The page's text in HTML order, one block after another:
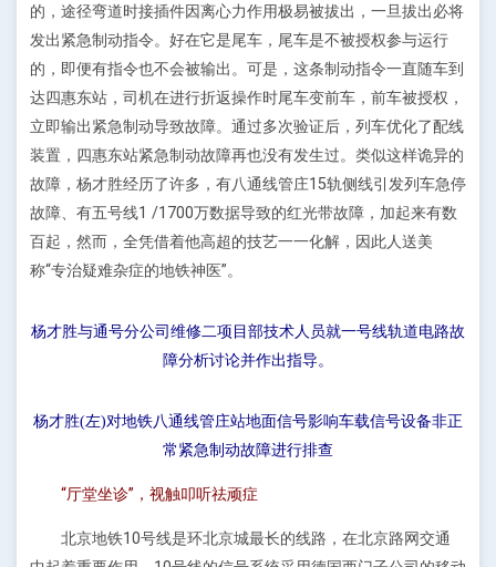
的，途径弯道时接插件因离心力作用极易被拔出，一旦拔出必将
发出紧急制动指令。好在它是尾车，尾车是不被授权参与运行
的，即便有指令也不会被输出。可是，这条制动指令一直随车到
达四惠东站，司机在进行折返操作时尾车变前车，前车被授权，
立即输出紧急制动导致故障。通过多次验证后，列车优化了配线
装置，四惠东站紧急制动故障再也没有发生过。类似这样诡异的
故障，杨才胜经历了许多，有八通线管庄15轨侧线引发列车急停
故障、有五号线1 /1700万数据导致的红光带故障，加起来有数
百起，然而，全凭借着他高超的技艺一一化解，因此人送美
称“专治疑难杂症的地铁神医”。
杨才胜与通号分公司维修二项目部技术人员就一号线轨道电路故
障分析讨论并作出指导。
杨才胜(左)对地铁八通线管庄站地面信号影响车载信号设备非正
常紧急制动故障进行排查
“厅堂坐诊”，视触叩听祛顽症
北京地铁10号线是环北京城最长的线路，在北京路网交通